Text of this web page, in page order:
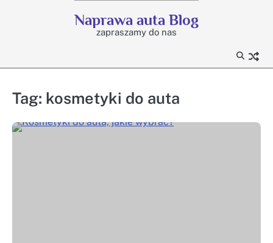
Naprawa auta Blog
zapraszamy do nas
Tag: kosmetyki do auta